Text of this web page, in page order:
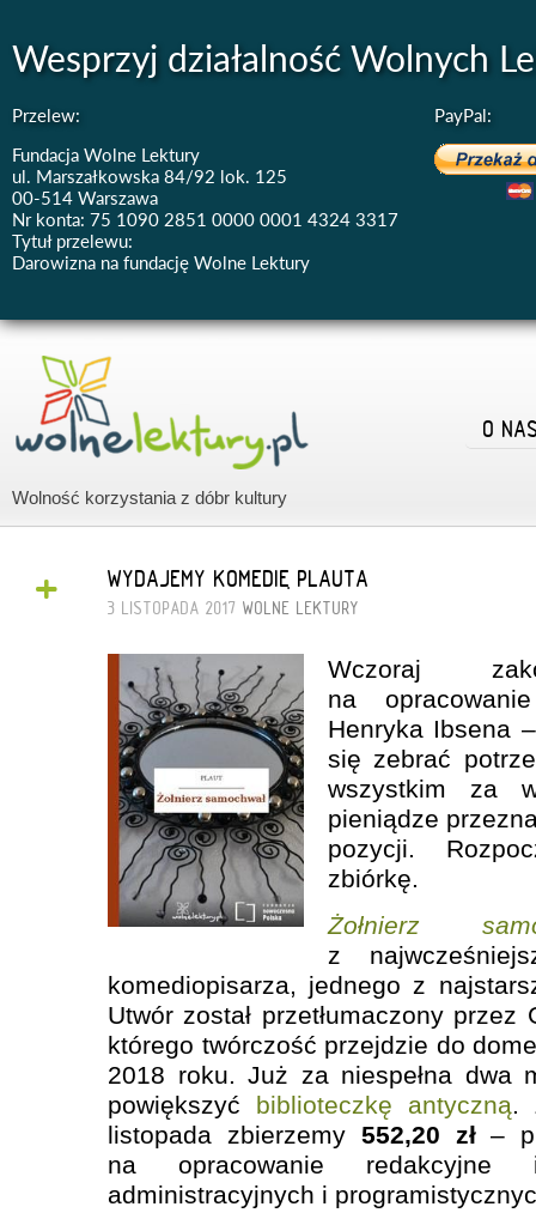
Wesprzyj działalność Wolnych
Przelew:
Fundacja Wolne Lektury
ul. Marszałkowska 84/92 lok. 125
00-514 Warszawa
Nr konta: 75 1090 2851 0000 0001 4324 3317
Tytuł przelewu:
Darowizna na fundację Wolne Lektury
PayPal:
Wolność korzystania z dóbr kultury
O
+ WYDAJEMY KOMEDIĘ PLAUTA
3 LISTOPADA 2017 WOLNE LEKTURY
Wczoraj
na
Henryka Ibsena
się zebrać
wszystkim za
pieniądze
pozycji.
zbiórkę.
Żołnierz
z
komediopisarza, jednego z
Utwór został przetłumaczony przez
którego twórczość przejdzie do
2018 roku. Już za niespełna dwa
powiększyć biblioteczkę antyczną.
listopada zbierzemy 552,20 zł–
na opracowanie
administracyjnych i